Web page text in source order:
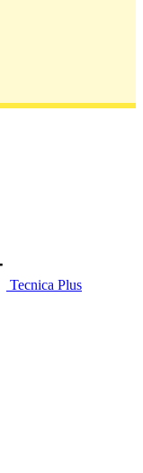
Tecnica Plus